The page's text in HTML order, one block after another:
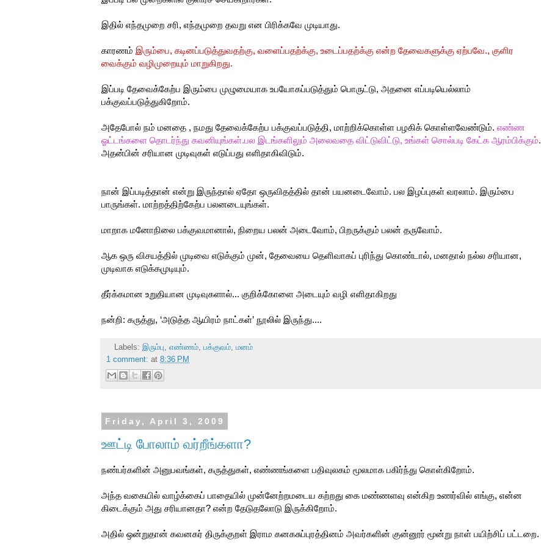
இதில் எந்தமுறை சரி, எந்தமுறை தவறு என பிரிக்கவே முடியாது.
காரணம் இரும்பை, கடினப்படுத்துவதற்கு, வளைப்பதற்க்கு, உடைப்பதற்க்கு என்ற தேவைகளுக்கு ஏற்பவே., குளிர
வைக்கும் வழிமுறையும் மாறுகிறது.
இப்படி தேவைக்கேற்ப இரும்பை முழுமையாக உபயோகப்படுத்தும் பொருட்டு, அதனை எப்படியெல்லாம்
பக்குவப்படுத்துகிறோம்.
அதேபோல் நம் மனதை , நமது தேவைக்கேற்ப பக்குவப்படுத்தி, மாற்றிக்கொள்ள பழகிக் கொள்ளவேண்டும். எண்ண
ஓட்டங்களை தொடர்ந்து கவனியுங்கள்.பல இடங்களிலும் அலைவதை விட்டுவிட்டு, உங்கள் சொல்படி கேட்க ஆரம்பிக்கும்.
அதன்பின் சரியான முடிவுகள் எடுப்பது எளிதாகிவிடும்.
நான் இப்படித்தான் என்று இருந்தால் ஏதோ ஒருவிதத்தில் தான் பயனடைவோம். பல இழப்புகள் வரலாம். இரும்பை
பாருங்கள். மாற்றத்திற்கேற்ப பலனடையுங்கள்.
மாறாக மனோநிலை பக்குவமானால், நிறைய பலன் அடைவோம், பிறருக்கும் பலன் தருவோம்.
ஆக ஒரு விசயத்தில் முடிவை எடுக்கும் முன், தேவையை தெளிவாகப் புரிந்து கொண்டால், மனதால் நல்ல சரியான,
முடிவாக எடுக்கமுடியும்.
தீர்க்கமான உறுதியான முடிவுகளால்... குறிக்கோளை அடையும் வழி எளிதாகிறது
நன்றி: கருத்து, ‘அடுத்த ஆயிரம் நாட்கள்’ நூலில் இருந்து....
Labels: இரும்பு எண்ணம், பக்குவம், மனம்
1 comment: at 8:36 PM
Friday, April 3, 2009
ஊட்டி போலாம் வர்றீங்களா?
நண்பர்களின் அனுபவங்கள், கருத்துகள், எண்ணங்களை பதிவுலகம் மூலமாக பகிர்ந்து கொள்கிறோம்.
அந்த வகையில் வாழ்க்கைப் பாதையில் முன்னேற்றமடைய கற்றது கை மண்ணளவு என்கிற உணர்வில் எங்கு, என்ன
கிடைக்கும் அது சரியானதா? என்ற தேடுதலோடு இருக்கிறோம்.
அதில் ஒன்றுதான் கவனகர் திருக்குறள் இராம கனகசுப்புரத்தினம் அவர்களின் குன்னூர் மூன்று நாள் பயிற்சிப் பட்டறை.